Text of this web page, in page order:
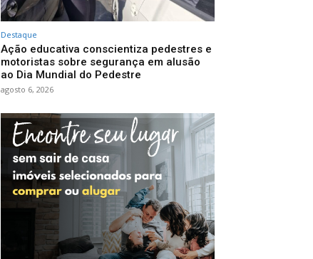
Destaque
Ação educativa conscientiza pedestres e
motoristas sobre segurança em alusão
ao Dia Mundial do Pedestre
agosto 6, 2026